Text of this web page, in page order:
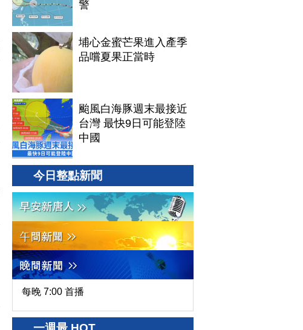
警
埔心金蜜芒果進入產季
品嚐夏果正當時
颱風白海豚週末最接近
台灣 最快9日可能登陸
中國
今日整點新聞
每晚 7:00 首播